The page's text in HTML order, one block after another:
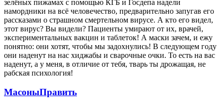
зелёных пижамах с помощью КГБ и Госдепа надели
намордники на всё человечество, предварительно запугав его
рассказами о страшном смертельном вирусе. А кто его видел,
этот вирус? Вы видели? Пациенты умирают от их, врачей,
экспериментальных вакцин и таблеток! А маски зачем, и ежу
понятно: они хотят, чтобы мы задохнулись! В следующем году
они наденут на нас хиджабы и сварочные очки. То есть на вас
наденут, а у меня, в отличие от тебя, тварь ты дрожащая, не
рабская психология!
МасоныПравить